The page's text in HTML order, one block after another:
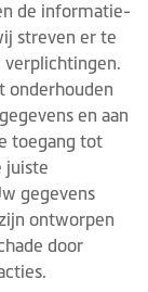
de informatie-
streven er te
verplichtingen.
onderhouden
en aan
toegang tot
juiste
gegevens
ontworpen
door